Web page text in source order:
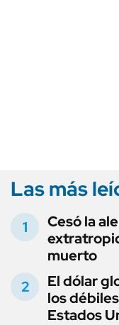
Las más
Cesó la
muerto
El dólar
los
Estados